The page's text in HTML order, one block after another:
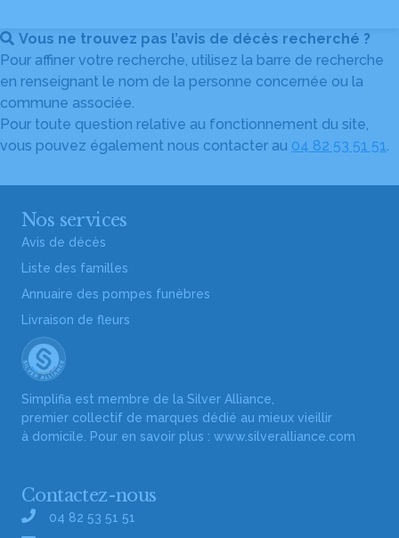
Vous ne trouvez pas l’avis de décès recherché ?
Pour affiner votre recherche, utilisez la barre de recherche
en renseignant le nom de la personne concernée ou la
commune associée.
Pour toute question relative au fonctionnement du site,
vous pouvez également nous contacter au 04 82 53 51 51.
Nos services
Avis de décès
Liste des familles
Annuaire des pompes funèbres
Livraison de fleurs
Simplifia est membre de la Silver Alliance,
premier collectif de marques dédié au mieux vieillir
à domicile. Pour en savoir plus : www.silveralliance.com
Contactez-nous
04 82 53 51 51